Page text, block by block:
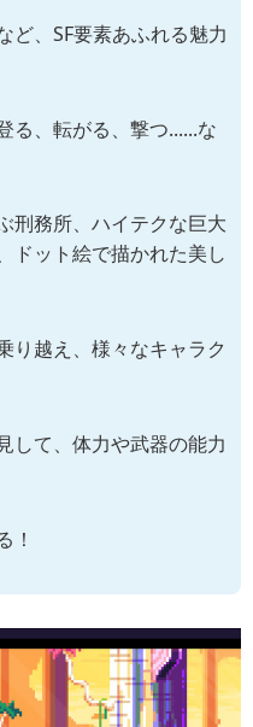
ど、SF要素あふれる魅力
る、転がる、撃つ......な
刑務所、ハイテクな巨大
ドット絵で描かれた美し
り越え、様々なキャラク
して、体力や武器の能力
！